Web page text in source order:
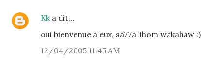
Kka dit…
oui bienvenue a eux, sa77a lihom wakahaw :)
12/04/2005 11:45 AM